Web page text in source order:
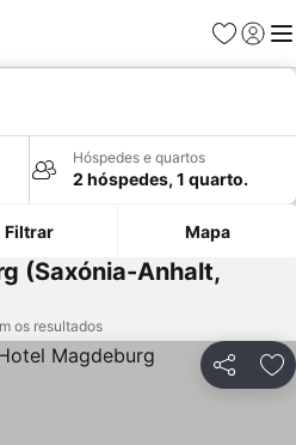
Favoritos
Iniciar
Hóspedes e quartos
2 hóspedes, 1 quarto.
Filtrar Mapa
(Saxónia-Anhalt,
os resultados
Partilhar